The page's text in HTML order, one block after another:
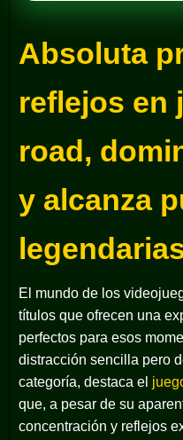
Absoluta
reflejos en
road,
y alcanza
El mundo de los
títulos que ofrecen una
perfectos para esos
distracción sencilla pero
categoría, destaca el
que, a pesar de su
concentración y reflejos